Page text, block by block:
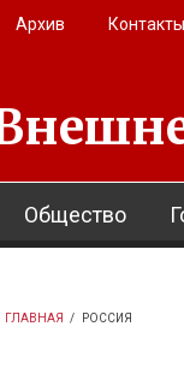
Архив Контакты
Общество
ГЛАВНАЯ / РОССИЯ